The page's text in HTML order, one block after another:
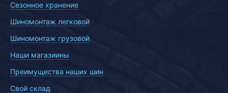
Сезонное хранение
Шиномонтаж легковой
Шиномонтаж грузовой
Наши магазиины
Преимущества наших шин
Свой склад